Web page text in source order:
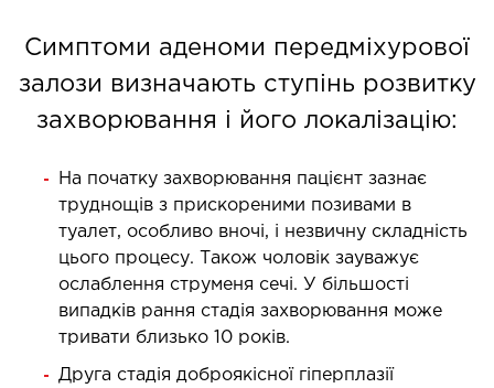
ХІРУРГІЯ
операції під контролем УЗД
ХІРУРГІЯ
хірургія в клініці
стаціонар
Симптоми аденоми передміхурової
залози визначають ступінь розвитку
захворювання і його локалізацію:
На початку захворювання пацієнт зазнає
труднощів з прискореними позивами в
туалет, особливо вночі, і незвичну складність
цього процесу. Також чоловік зауважує
ослаблення струменя сечі. У більшості
випадків рання стадія захворювання може
тривати близько 10 років.
Друга стадія доброякісної гіперплазії